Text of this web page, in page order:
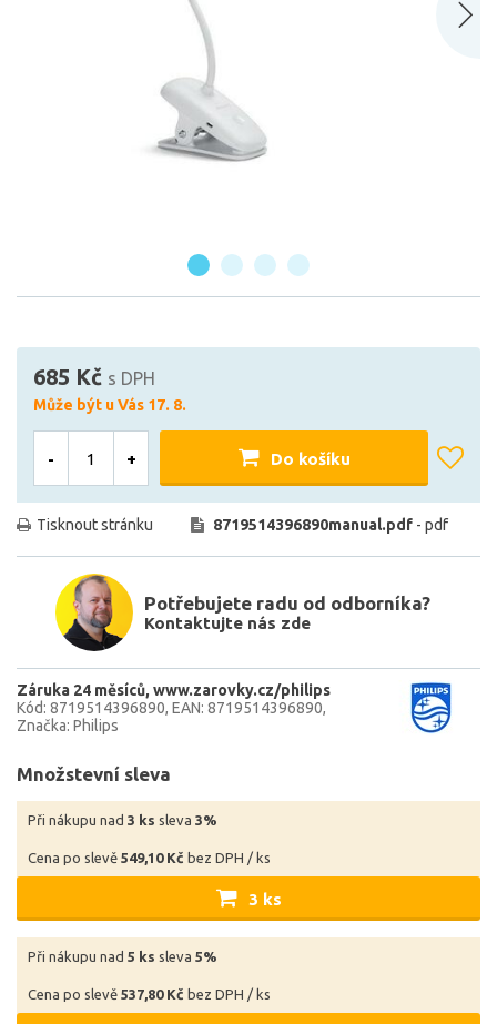
685 Kč s DPH
Může být u Vás 17. 8.
- + Do košíku
Tisknout stránku 8719514396890manual.pdf - pdf
Potřebujete radu od odborníka?
Kontaktujte nás zde
Záruka 24 měsíců www.zarovky.cz/philips
Kód: 8719514396890 EAN: 8719514396890
Značka: Philips
Množstevní sleva
Při nákupu nad 3 ks sleva 3%
Cena po slevě 549,10 Kč bez DPH / ks
3 ks
Při nákupu nad 5 ks sleva 5%
Cena po slevě 537,80 Kč bez DPH / ks